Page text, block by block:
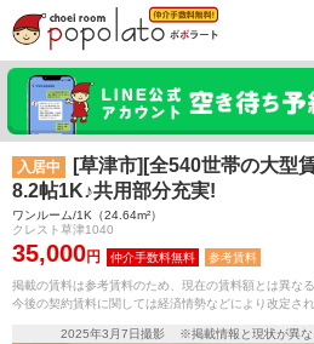
入居中
[草津市][全540世帯の大型
8.2帖1K♪共用部分充実!
ワンルーム/1K（24.64m²）
クレスト草津1040
35,000円 参考賃料
掲載の賃料は参考賃料のため、現在の賃料額とは異な
今後の契約賃料に関しては経済情勢などにより改定さ
2025年3月7日撮影 ※掲載情報と現状が異な